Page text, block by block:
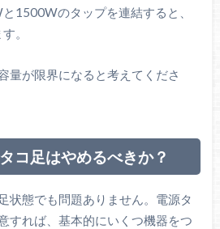
1500Wのタップを連結すると、
。
量が限界になると考えてくださ
コ足はやめるべきか？
状態でも問題ありません。電源タ
すれば、基本的にいくつ機器をつ